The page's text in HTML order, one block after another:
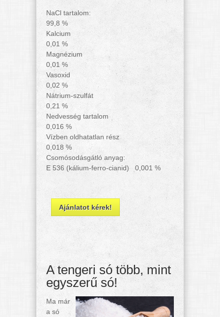
NaCl tartalom:
99,8 %
Kalcium
0,01 %
Magnézium
0,01 %
Vasoxid
0,02 %
Nátrium-szulfát
0,21 %
Nedvesség tartalom
0,016 %
Vízben oldhatatlan rész
0,018 %
Csomósodásgátló anyag:
E 536 (kálium-ferro-cianid) 0,001 %
Ajánlatot kérek!
A tengeri só több, mint
egyszerű só!
Ma már
a só